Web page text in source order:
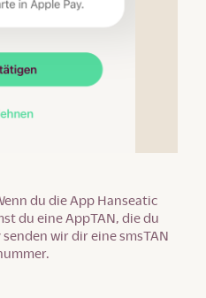
du die App Hanseatic
du eine AppTAN, die du
wir dir eine smsTAN